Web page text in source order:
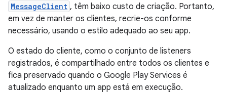
MessageClient , têm baixo custo de criação. Portanto,
em vez de manter os clientes, recrie-os conforme
necessário, usando o estilo adequado ao seu app.
O estado do cliente, como o conjunto de listeners
registrados, é compartilhado entre todos os clientes e
fica preservado quando o Google Play Services é
atualizado enquanto um app está em execução.